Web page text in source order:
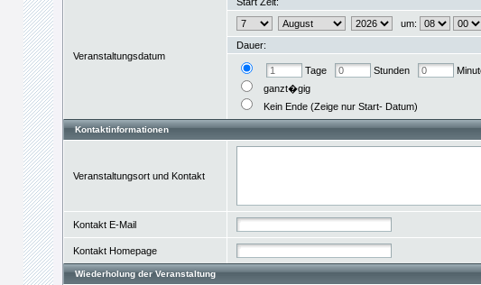
Veranstaltungsdatum
um:
Dauer:
Tage Stunden
ganzt�gig
Kein Ende (Zeige nur Start- Datum)
Kontaktinformationen
Veranstaltungsort und Kontakt
Kontakt E-Mail
Kontakt Homepage
Wiederholung der Veranstaltung